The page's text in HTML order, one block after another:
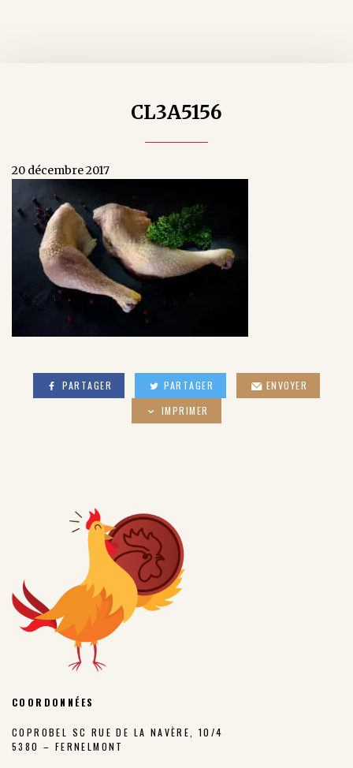
CL3A5156
20 décembre 2017
PARTAGER PARTAGER
ENVOYER
IMPRIMER
COORDONNÉES
COPROBEL SC RUE DE LA NAVÈRE, 10/4
5380 – FERNELMONT